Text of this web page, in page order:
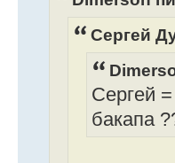
Сергей
Сергей
бакапа